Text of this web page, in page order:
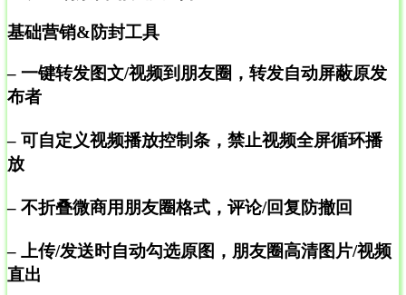
基础营销&防封工具
– 一键转发图文/视频到朋友圈，转发自动屏蔽原发
布者
– 可自定义视频播放控制条，禁止视频全屏循环播
放
– 不折叠微商用朋友圈格式，评论/回复防撤回
– 上传/发送时自动勾选原图，朋友圈高清图片/视频
直出